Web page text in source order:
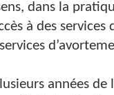
dans la
à des services
années